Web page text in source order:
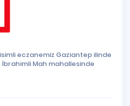
eczanemiz Gaziantep ilinde
Mah mahallesinde